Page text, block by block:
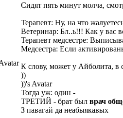
Сидят пять минут молча,
Терапевт: Ну, на что
Ветеринар: Бл..ь!!! Как у вас
Терапевт медсестре:
Медсестра: Если
К слову, может у Айболита, в
))
))'s Avatar
Тогда уж: один -
ТРЕТИЙ - брат был врач
З павагай да неабыякавых